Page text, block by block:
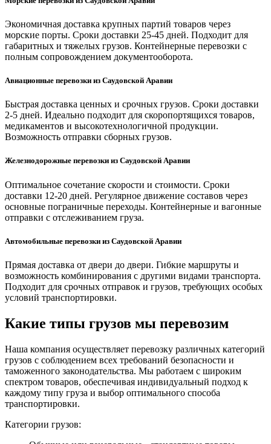
Экономичная доставка крупных партий товаров через
морские порты. Сроки доставки 25-45 дней. Подходит для
габаритных и тяжелых грузов. Контейнерные перевозки с
полным сопровождением документооборота.
Авиационные перевозки из Саудовской Аравии
Быстрая доставка ценных и срочных грузов. Сроки доставки
2-5 дней. Идеально подходит для скоропортящихся товаров,
медикаментов и высокотехнологичной продукции.
Возможность отправки сборных грузов.
Железнодорожные перевозки из Саудовской Аравии
Оптимальное сочетание скорости и стоимости. Сроки
доставки 12-20 дней. Регулярное движение составов через
основные пограничные переходы. Контейнерные и вагонные
отправки с отслеживанием груза.
Автомобильные перевозки из Саудовской Аравии
Прямая доставка от двери до двери. Гибкие маршруты и
возможность комбинирования с другими видами транспорта.
Подходит для срочных отправок и грузов, требующих особых
условий транспортировки.
Какие типы грузов мы перевозим
Наша компания осуществляет перевозку различных категорий
грузов с соблюдением всех требований безопасности и
таможенного законодательства. Мы работаем с широким
спектром товаров, обеспечивая индивидуальный подход к
каждому типу груза и выбор оптимального способа
транспортировки.
Категории грузов: